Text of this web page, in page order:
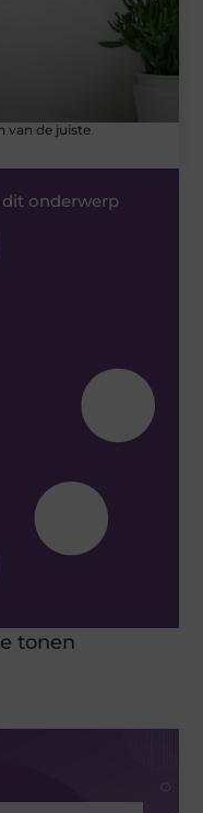
van de juiste
onderwerp
tonen